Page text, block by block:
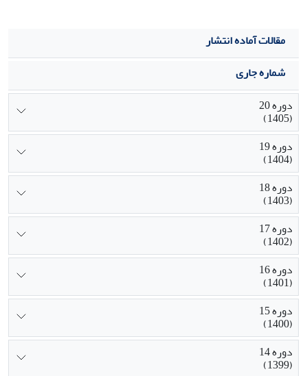
مقالات آماده انتشار
شماره جاری
دوره 20
(1405)
دوره 19
(1404)
دوره 18
(1403)
دوره 17
(1402)
دوره 16
(1401)
دوره 15
(1400)
دوره 14
(1399)